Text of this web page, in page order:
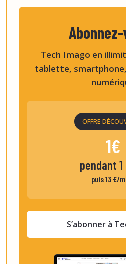
Tech Imago en
tablette,
OFFRE
1€
pendant 1
puis 13 €/
S’abonner à